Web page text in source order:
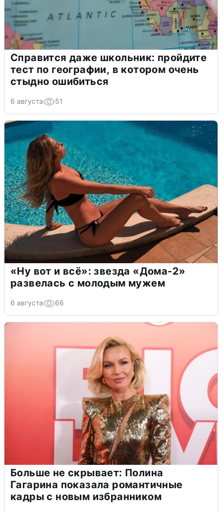
Справится даже школьник: пройдите
тест по географии, в котором очень
стыдно ошибиться
6 августа 51
«Ну вот и всё»: звезда «Дома-2»
развелась с молодым мужем
6 августа 66
Больше не скрывает: Полина
Гагарина показала романтичные
кадры с новым избранником